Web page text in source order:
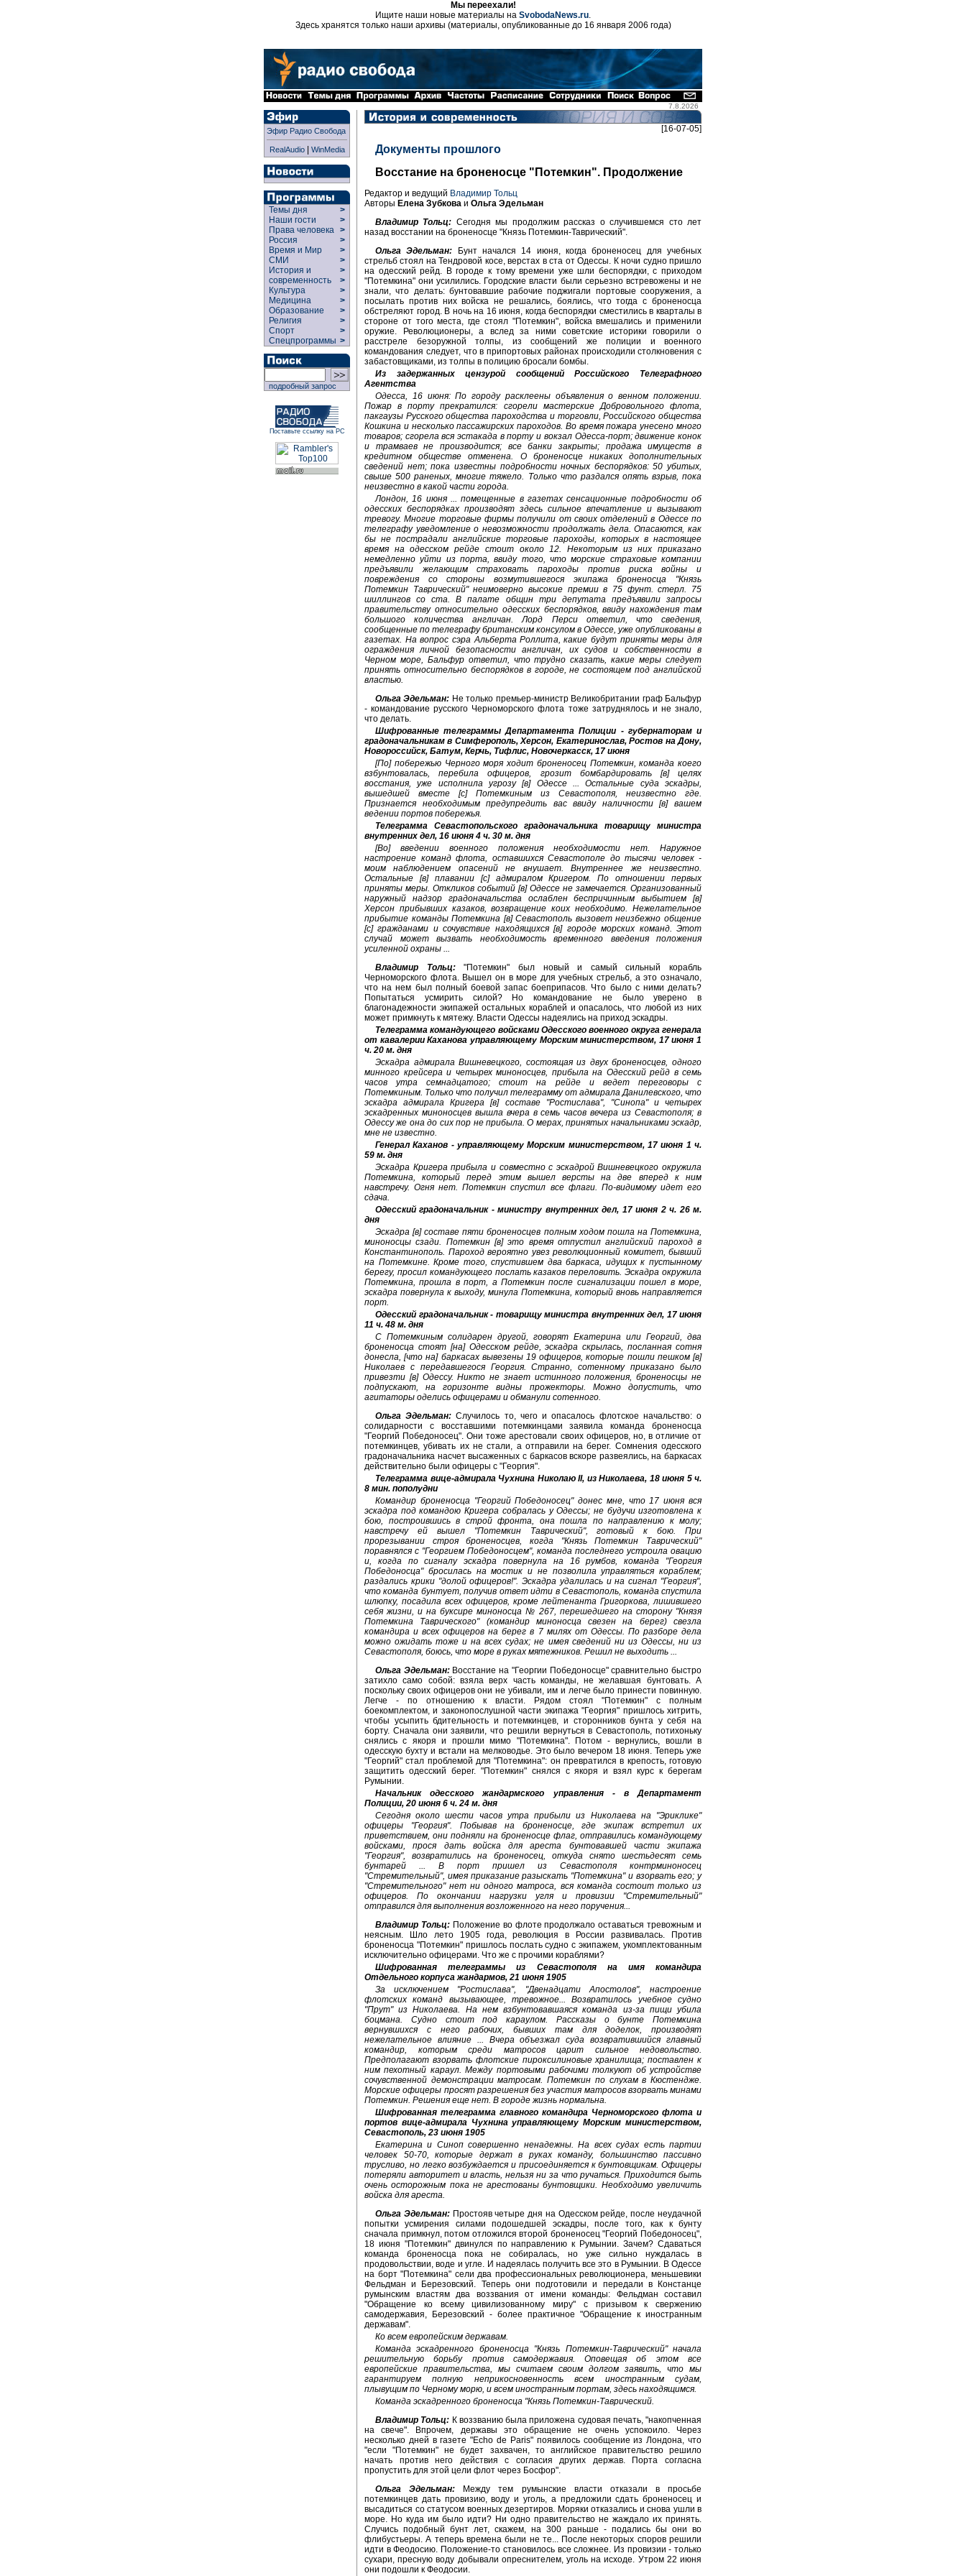
Мы переехали!
Ищите наши новые материалы на SvobodaNews.ru.
Здесь хранятся только наши архивы (материалы, опубликованные до 16 января 2006 года)
7.8.2026
Эфир Радио Свобода
RealAudio| WinMedia
Темы дня
>
Наши гости
>
Права человека >
Россия
>
Время и Мир
>
СМИ
>
История и
современность
>
>
Культура
>
Медицина
>
Образование
>
Религия
>
Спорт
>
Спецпрограммы >
подробный запрос
Поставьте ссылку на РС
[16-07-05]
Документы прошлого
Восстание на броненосце "Потемкин". Продолжение
Редактор и ведущий Владимир Тольц
Авторы Елена Зубкова и Ольга Эдельман
Владимир Тольц: Сегодня мы продолжим рассказ о случившемся сто лет
назад восстании на броненосце "Князь Потемкин-Таврический".
Ольга Эдельман: Бунт начался 14 июня, когда броненосец для учебных
стрельб стоял на Тендровой косе, верстах в ста от Одессы. К ночи судно пришло
на одесский рейд. В городе к тому времени уже шли беспорядки, с приходом
"Потемкина" они усилились. Городские власти были серьезно встревожены и не
знали, что делать: бунтовавшие рабочие поджигали портовые сооружения, а
посылать против них войска не решались, боялись, что тогда с броненосца
обстреляют город. В ночь на 16 июня, когда беспорядки сместились в кварталы в
стороне от того места, где стоял "Потемкин", войска вмешались и применили
оружие. Революционеры, а вслед за ними советские историки говорили о
расстреле безоружной толпы, из сообщений же полиции и военного
командования следует, что в припортовых районах происходили столкновения с
забастовщиками, из толпы в полицию бросали бомбы.
Из задержанных цензурой сообщений Российского Телеграфного
Агентства
Одесса, 16 июня: По городу расклеены объявления о венном положении.
Пожар в порту прекратился: сгорели мастерские Добровольного флота,
пакгаузы Русского общества пароходства и торговли, Российского общества
Кошкина и несколько пассажирских пароходов. Во время пожара унесено много
товаров; сгорела вся эстакада в порту и вокзал Одесса-порт; движение конок
и трамваев не производится; все банки закрыты; продажа имуществ в
кредитном обществе отменена. О броненосце никаких дополнительных
сведений нет; пока известны подробности ночных беспорядков: 50 убитых,
свыше 500 раненых, многие тяжело. Только что раздался опять взрыв, пока
неизвестно в какой части города.
Лондон, 16 июня ... помещенные в газетах сенсационные подробности об
одесских беспорядках производят здесь сильное впечатление и вызывают
тревогу. Многие торговые фирмы получили от своих отделений в Одессе по
телеграфу уведомление о невозможности продолжать дела. Опасаются, как
бы не пострадали английские торговые пароходы, которых в настоящее
время на одесском рейде стоит около 12. Некоторым из них приказано
немедленно уйти из порта, ввиду того, что морские страховые компании
предъявили желающим страховать пароходы против риска войны и
повреждения со стороны возмутившегося экипажа броненосца "Князь
Потемкин Таврический" неимоверно высокие премии в 75 фунт. стерл. 75
шиллингов со ста. В палате общин три депутата предъявили запросы
правительству относительно одесских беспорядков, ввиду нахождения там
большого количества англичан. Лорд Перси ответил, что сведения,
сообщенные по телеграфу британским консулом в Одессе, уже опубликованы в
газетах. На вопрос сэра Альберта Роллита, какие будут приняты меры для
ограждения личной безопасности англичан, их судов и собственности в
Черном море, Бальфур ответил, что трудно сказать, какие меры следует
принять относительно беспорядков в городе, не состоящем под английской
властью.
Ольга Эдельман: Не только премьер-министр Великобритании граф Бальфур
- командование русского Черноморского флота тоже затруднялось и не знало,
что делать.
Шифрованные телеграммы Департамента Полиции - губернаторам и
градоначальникам в Симферополь, Херсон, Екатеринослав, Ростов на Дону,
Новороссийск, Батум, Керчь, Тифлис, Новочеркасск, 17 июня
[По] побережью Черного моря ходит броненосец Потемкин, команда коего
взбунтовалась, перебила офицеров, грозит бомбардировать [в] целях
восстания, уже исполнила угрозу [в] Одессе ... Остальные суда эскадры,
вышедшей вместе [с] Потемкиным из Севастополя, неизвестно где.
Признается необходимым предупредить вас ввиду наличности [в] вашем
ведении портов побережья.
Телеграмма Севастопольского градоначальника товарищу министра
внутренних дел, 16 июня 4 ч. 30 м. дня
[Во] введении военного положения необходимости нет. Наружное
настроение команд флота, оставшихся Севастополе до тысячи человек -
моим наблюдением опасений не внушает. Внутреннее же неизвестно.
Остальные [в] плавании [с] адмиралом Кригером. По отношении первых
приняты меры. Откликов событий [в] Одессе не замечается. Организованный
наружный надзор градоначальства ослаблен беспричинным выбытием [в]
Херсон прибывших казаков, возвращение коих необходимо. Нежелательное
прибытие команды Потемкина [в] Севастополь вызовет неизбежно общение
[с] гражданами и сочувствие находящихся [в] городе морских команд. Этот
случай может вызвать необходимость временного введения положения
усиленной охраны ...
Владимир Тольц:"Потемкин" был новый и самый сильный корабль
Черноморского флота. Вышел он в море для учебных стрельб, а это означало,
что на нем был полный боевой запас боеприпасов. Что было с ними делать?
Попытаться усмирить силой? Но командование не было уверено в
благонадежности экипажей остальных кораблей и опасалось, что любой из них
может примкнуть к мятежу. Власти Одессы надеялись на приход эскадры.
Телеграмма командующего войсками Одесского военного округа генерала
от кавалерии Каханова управляющему Морским министерством, 17 июня 1
ч. 20 м. дня
Эскадра адмирала Вишневецкого, состоящая из двух броненосцев, одного
минного крейсера и четырех миноносцев, прибыла на Одесский рейд в семь
часов утра семнадцатого; стоит на рейде и ведет переговоры с
Потемкиным. Только что получил телеграмму от адмирала Данилевского, что
эскадра адмирала Кригера [в] составе "Ростислава", "Синопа" и четырех
эскадренных миноносцев вышла вчера в семь часов вечера из Севастополя; в
Одессу же она до сих пор не прибыла. О мерах, принятых начальниками эскадр,
мне не известно.
Генерал Каханов - управляющему Морским министерством, 17 июня 1 ч.
59 м. дня
Эскадра Кригера прибыла и совместно с эскадрой Вишневецкого окружила
Потемкина, который перед этим вышел версты на две вперед к ним
навстречу. Огня нет. Потемкин спустил все флаги. По-видимому идет его
сдача.
Одесский градоначальник - министру внутренних дел, 17 июня 2 ч. 26 м.
дня
Эскадра [в] составе пяти броненосцев полным ходом пошла на Потемкина,
миноносцы сзади. Потемкин [в] это время отпустил английский пароход в
Константинополь. Пароход вероятно увез революционный комитет, бывший
на Потемкине. Кроме того, спустившем два баркаса, идущих к пустынному
берегу, просил командующего послать казаков переловить. Эскадра окружила
Потемкина, прошла в порт, а Потемкин после сигнализации пошел в море,
эскадра повернула к выходу, минула Потемкина, который вновь направляется
порт.
Одесский градоначальник - товарищу министра внутренних дел, 17 июня
11 ч. 48 м. дня
С Потемкиным солидарен другой, говорят Екатерина или Георгий, два
броненосца стоят [на] Одесском рейде, эскадра скрылась, посланная сотня
донесла, [что на] баркасах вывезены 19 офицеров, которые пошли пешком [в]
Николаев с передавшегося Георгия. Странно, сотенному приказано было
привезти [в] Одессу. Никто не знает истинного положения, броненосцы не
подпускают, на горизонте видны прожекторы. Можно допустить, что
агитаторы оделись офицерами и обманули сотенного.
Ольга Эдельман: Случилось то, чего и опасалось флотское начальство: о
солидарности с восставшими потемкинцами заявила команда броненосца
"Георгий Победоносец". Они тоже арестовали своих офицеров, но, в отличие от
потемкинцев, убивать их не стали, а отправили на берег. Сомнения одесского
градоначальника насчет высаженных с баркасов вскоре развеялись, на баркасах
действительно были офицеры с "Георгия".
Телеграмма вице-адмирала Чухнина Николаю II, из Николаева, 18 июня 5 ч.
8 мин. пополудни
Командир броненосца "Георгий Победоносец" донес мне, что 17 июня вся
эскадра под командою Кригера собралась у Одессы; не будучи изготовлена к
бою, построившись в строй фронта, она пошла по направлению к молу;
навстречу ей вышел "Потемкин Таврический", готовый к бою. При
прорезывании строя броненосцев, когда "Князь Потемкин Таврический"
поравнялся с "Георгием Победоносцем", команда последнего устроила овацию
и, когда по сигналу эскадра повернула на 16 румбов, команда "Георгия
Победоносца" бросилась на мостик и не позволила управляться кораблем;
раздались крики "долой офицеров!". Эскадра удалилась и на сигнал "Георгия",
что команда бунтует, получив ответ идти в Севастополь, команда спустила
шлюпку, посадила всех офицеров, кроме лейтенанта Григоркова, лишившего
себя жизни, и на буксире миноносца № 267, перешедшего на сторону "Князя
Потемкина Таврического" (командир миноносца свезен на берег) свезла
командира и всех офицеров на берег в 7 милях от Одессы. По разборе дела
можно ожидать тоже и на всех судах; не имея сведений ни из Одессы, ни из
Севастополя, боюсь, что море в руках мятежников. Решил не выходить ...
Ольга Эдельман:Восстание на "Георгии Победоносце" сравнительно быстро
затихло само собой: взяла верх часть команды, не желавшая бунтовать. А
поскольку своих офицеров они не убивали, им и легче было принести повинную.
Легче - по отношению к власти. Рядом стоял "Потемкин" с полным
боекомплектом, и законопослушной части экипажа "Георгия" пришлось хитрить,
чтобы усыпить бдительность и потемкинцев, и сторонников бунта у себя на
борту. Сначала они заявили, что решили вернуться в Севастополь, потихоньку
снялись с якоря и прошли мимо "Потемкина". Потом - вернулись, вошли в
одесскую бухту и встали на мелководье. Это было вечером 18 июня. Теперь уже
"Георгий" стал проблемой для "Потемкина": он превратился в крепость, готовую
защитить одесский берег. "Потемкин" снялся с якоря и взял курс к берегам
Румынии.
Начальник одесского жандармского управления - в Департамент
Полиции, 20 июня 6 ч. 24 м. дня
Сегодня около шести часов утра прибыли из Николаева на "Эриклике"
офицеры "Георгия". Побывав на броненосце, где экипаж встретил их
приветствием, они подняли на броненосце флаг, отправились командующему
войсками, прося дать войска для ареста бунтовавшей части экипажа
"Георгия", возвратились на броненосец, откуда снято шестьдесят семь
бунтарей ... В порт пришел из Севастополя контрминоносец
"Стремительный", имея приказание разыскать "Потемкина" и взорвать его; у
"Стремительного" нет ни одного матроса, вся команда состоит только из
офицеров. По окончании нагрузки угля и провизии "Стремительный"
отправился для выполнения возложенного на него поручения...
Владимир Тольц:Положение во флоте продолжало оставаться тревожным и
неясным. Шло лето 1905 года, революция в России развивалась. Против
броненосца "Потемкин" пришлось послать судно с экипажем, укомплектованным
исключительно офицерами. Что же с прочими кораблями?
Шифрованная телеграммы из Севастополя на имя командира
Отдельного корпуса жандармов, 21 июня 1905
За исключением "Ростислава", "Двенадцати Апостолов", настроение
флотских команд вызывающее, тревожное... Возвратилось учебное судно
"Прут" из Николаева. На нем взбунтовавшаяся команда из-за пищи убила
боцмана. Судно стоит под караулом. Рассказы о бунте Потемкина
вернувшихся с него рабочих, бывших там для доделок, производят
нежелательное влияние ... Вчера объезжал суда возвратившийся главный
командир, которым среди матросов царит сильное недовольство.
Предполагают взорвать флотские пироксилиновые хранилища; поставлен к
ним пехотный караул. Между портовыми рабочими толкуют об устройстве
сочувственной демонстрации матросам. Потемкин по слухам в Кюстендже.
Морские офицеры просят разрешения без участия матросов взорвать минами
Потемкин. Решения еще нет. В городе жизнь нормальна.
Шифрованная телеграмма главного командира Черноморского флота и
портов вице-адмирала Чухнина управляющему Морским министерством,
Севастополь, 23 июня 1905
Екатерина и Синоп совершенно ненадежны. На всех судах есть партии
человек 50-70, которые держат в руках команду, большинство пассивно
трусливо, но легко возбуждается и присоединяется к бунтовщикам. Офицеры
потеряли авторитет и власть, нельзя ни за что ручаться. Приходится быть
очень осторожным пока не арестованы бунтовщики. Необходимо увеличить
войска для ареста.
Ольга Эдельман:Простояв четыре дня на Одесском рейде, после неудачной
попытки усмирения силами подошедшей эскадры, после того, как к бунту
сначала примкнул, потом отложился второй броненосец "Георгий Победоносец",
18 июня "Потемкин" двинулся по направлению к Румынии. Зачем? Сдаваться
команда броненосца пока не собиралась, но уже сильно нуждалась в
продовольствии, воде и угле. И надеялась получить все это в Румынии. В Одессе
на борт "Потемкина" сели два профессиональных революционера, меньшевики
Фельдман и Березовский. Теперь они подготовили и передали в Констанце
румынским властям два воззвания от имени команды: Фельдман составил
"Обращение ко всему цивилизованному миру" с призывом к свержению
самодержавия, Березовский - более практичное "Обращение к иностранным
державам".
Ко всем европейским державам.
Команда эскадренного броненосца "Князь Потемкин-Таврический" начала
решительную борьбу против самодержавия. Оповещая об этом все
европейские правительства, мы считаем своим долгом заявить, что мы
гарантируем полную неприкосновенность всем иностранным судам,
плывущим по Черному морю, и всем иностранным портам, здесь находящимся.
Команда эскадренного броненосца "Князь Потемкин-Таврический.
Владимир Тольц: К воззванию была приложена судовая печать, "накопченная
на свече". Впрочем, державы это обращение не очень успокоило. Через
несколько дней в газете "Echo de Paris" появилось сообщение из Лондона, что
"если "Потемкин" не будет захвачен, то английское правительство решило
начать против него действия с согласия других держав. Порта согласна
пропустить для этой цели флот через Босфор".
Ольга Эдельман: Между тем румынские власти отказали в просьбе
потемкинцев дать провизию, воду и уголь, а предложили сдать броненосец и
высадиться со статусом военных дезертиров. Моряки отказались и снова ушли в
море. Но куда им было идти? Ни одно правительство не жаждало их принять.
Случись подобный бунт лет, скажем, на 300 раньше - подались бы они во
флибустьеры. А теперь времена были не те... После некоторых споров решили
идти в Феодосию. Положение-то становилось все сложнее. Из провизии - только
сухари, пресную воду добывали опреснителем, уголь на исходе. Утром 22 июня
они подошли к Феодосии.